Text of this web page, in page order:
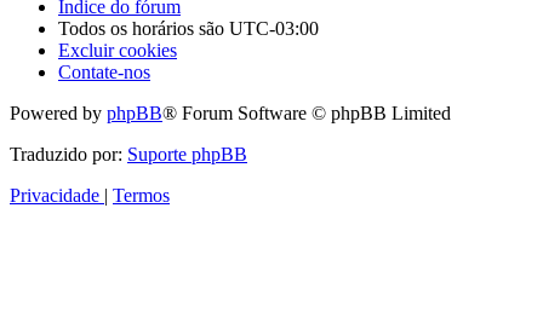
Índice do fórum
Todos os horários são UTC-03:00
Excluir cookies
Contate-nos
Powered by phpBB® Forum Software © phpBB Limited
Traduzido por: Suporte phpBB
Privacidade | Termos